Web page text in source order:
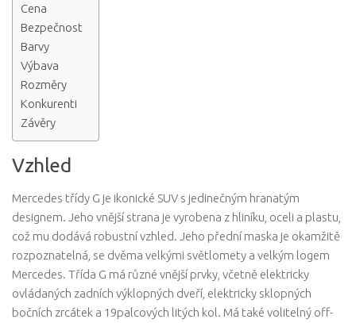
Cena
Bezpečnost
Barvy
Výbava
Rozměry
Konkurenti
Závěry
Vzhled
Mercedes třídy G je ikonické SUV s jedinečným hranatým
designem. Jeho vnější strana je vyrobena z hliníku, oceli a plastu,
což mu dodává robustní vzhled. Jeho přední maska ​​je okamžitě
rozpoznatelná, se dvěma velkými světlomety a velkým logem
Mercedes. Třída G má různé vnější prvky, včetně elektricky
ovládaných zadních výklopných dveří, elektricky sklopných
bočních zrcátek a 19palcových litých kol. Má také volitelný off-